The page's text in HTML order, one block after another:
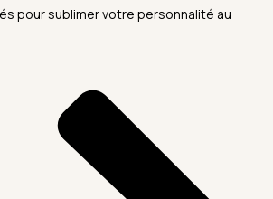
pour sublimer votre personnalité au